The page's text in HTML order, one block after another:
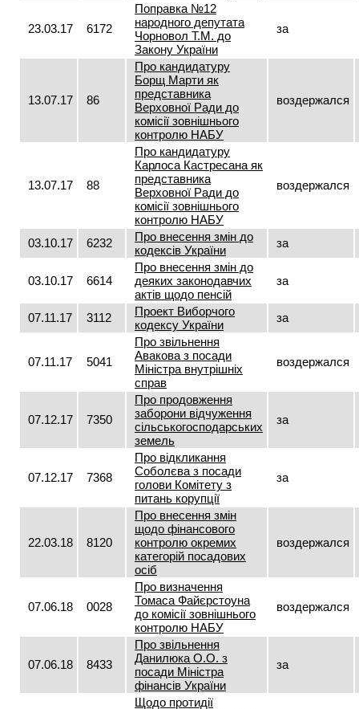
23.03.17 6172
Поправка №12
народного депутата
Чорновол Т.М. до
Закону України
за
13.07.17 86
Про кандидатуру
Борщ Марти як
представника
Верховної Ради до
комісії зовнішнього
контролю НАБУ
воздержался
13.07.17 88
Про кандидатуру
Карлоса Кастресана як
представника
Верховної Ради до
комісії зовнішнього
контролю НАБУ
воздержался
03.10.17 6232
Про внесення змін до
кодексів України
за
03.10.17 6614
Про внесення змін до
деяких законодавчих
актів щодо пенсій
за
07.11.17 3112
Проект Виборчого
кодексу України
за
07.11.17 5041
Про звільнення
Авакова з посади
Міністра внутрішніх
справ
воздержался
07.12.17 7350
Про продовження
заборони відчуження
сільськогосподарських
земель
за
07.12.17 7368
Про відкликання
Соболєва з посади
голови Комітету з
питань корупції
за
22.03.18 8120
Про внесення змін
щодо фінансового
контролю окремих
категорій посадових
осіб
воздержался
07.06.18 0028
Про визначення
Томаса Файєрстоуна
до комісії зовнішнього
контролю НАБУ
воздержался
07.06.18 8433
Про звільнення
Данилюка О.О. з
посади Міністра
фінансів України
за
Щодо протидії